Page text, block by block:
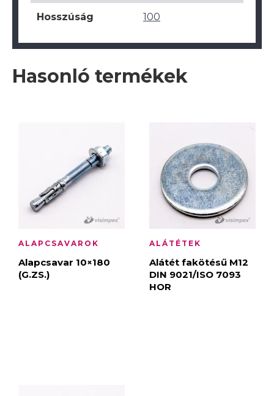
Hosszúság 100
Hasonló termékek
ALAPCSAVAROK
Alapcsavar 10×180
(G.ZS.)
ALÁTÉTEK
Alátét fakötésű M12
DIN 9021/ISO 7093
HOR